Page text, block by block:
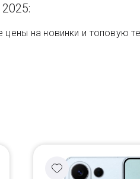
цены на новинки и топовую